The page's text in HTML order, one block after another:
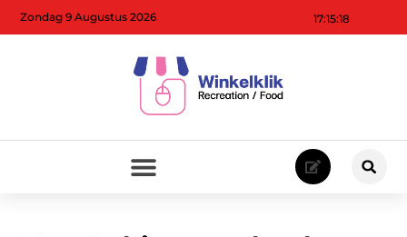
17:15:19
Zondag 9 Augustus 2026